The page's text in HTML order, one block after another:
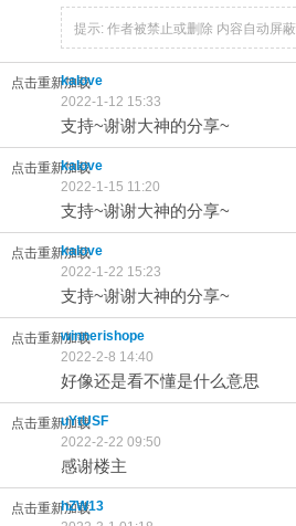
提示: 作者被禁止或删除 内容自动屏蔽
点击重新加载
kalove
2022-1-12 15:33
支持~谢谢大神的分享~
点击重新加载
kalove
2022-1-15 11:20
支持~谢谢大神的分享~
点击重新加载
kalove
2022-1-22 15:23
支持~谢谢大神的分享~
点击重新加载winnerishope
2022-2-8 14:40
好像还是看不懂是什么意思
点击重新加载
uYtUSF
2022-2-22 09:50
感谢楼主
点击重新加载
hZW13